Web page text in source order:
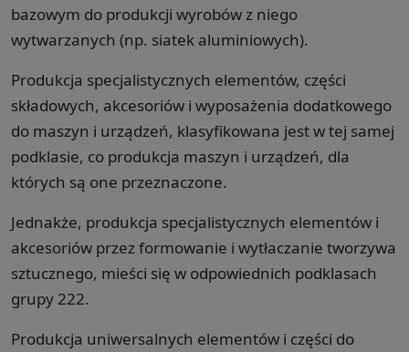
bazowym do produkcji wyrobów z niego
wytwarzanych (np. siatek aluminiowych).
Produkcja specjalistycznych elementów, części
składowych, akcesoriów i wyposażenia dodatkowego
do maszyn i urządzeń, klasyfikowana jest w tej samej
podklasie, co produkcja maszyn i urządzeń, dla
których są one przeznaczone.
Jednakże, produkcja specjalistycznych elementów i
akcesoriów przez formowanie i wytłaczanie tworzywa
sztucznego, mieści się w odpowiednich podklasach
grupy 222.
Produkcja uniwersalnych elementów i części do